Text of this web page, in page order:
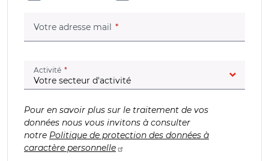
Votre adresse mail (champ obligatoire)
Activité (champ obligatoire)
Pour en savoir plus sur le traitement de vos
données nous vous invitons à consulter
notre Politique de protection des données à
caractère personnelle